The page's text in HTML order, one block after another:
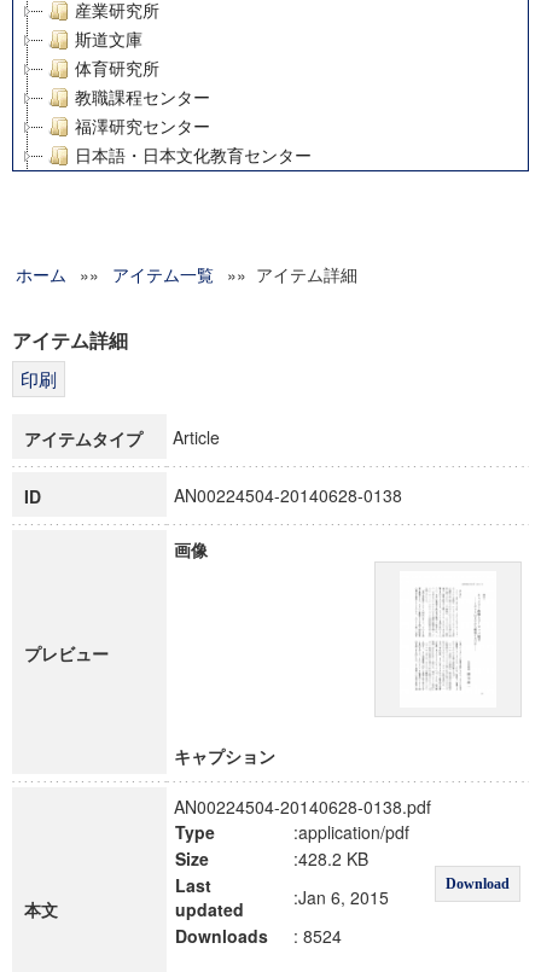
産業研究所
斯道文庫
体育研究所
教職課程センター
福澤研究センター
日本語・日本文化教育センター
グローバルリサーチインスティテュート
科学研究費補助金研究成果報告書
博士課程教育リーディングプログラム「超成熟社会発展のサ
ホーム »» アイテム一覧 »» アイテム詳細
アイテム詳細
アイテムタイプ Article
ID AN00224504-20140628-0138
プレビュー
画像
キャプション
本文
AN00224504-20140628-0138.pdf
Type
:application/pdf
Download
Size
:428.2 KB
Last
updated
:Jan 6, 2015
Downloads
: 8524